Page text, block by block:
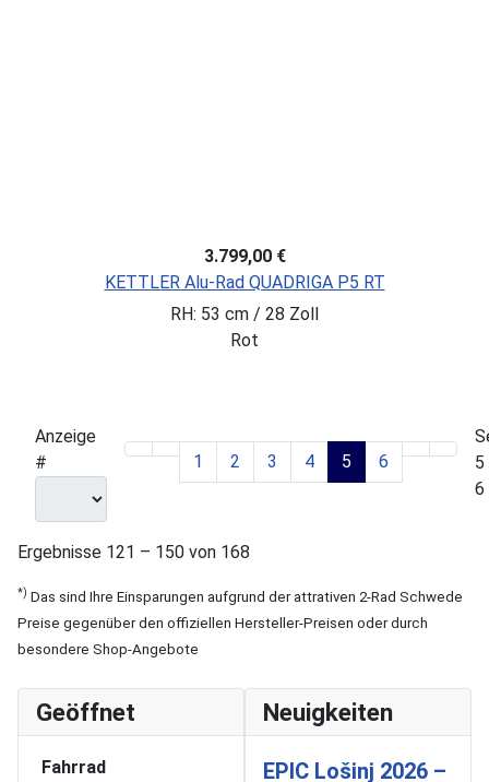
3.799,00 €
KETTLER Alu-Rad QUADRIGA P5 RT
RH: 53 cm / 28 Zoll
Rot
Anzeige
#
1 2 3 4 5 6
5
6
Ergebnisse 121 – 150 von 168
*) Das sind Ihre Einsparungen aufgrund der attrativen 2-Rad Schwede
Preise gegenüber den offiziellen Hersteller-Preisen oder durch
besondere Shop-Angebote
Geöffnet
Fahrrad
Neuigkeiten
EPIC Lošinj 2026 –